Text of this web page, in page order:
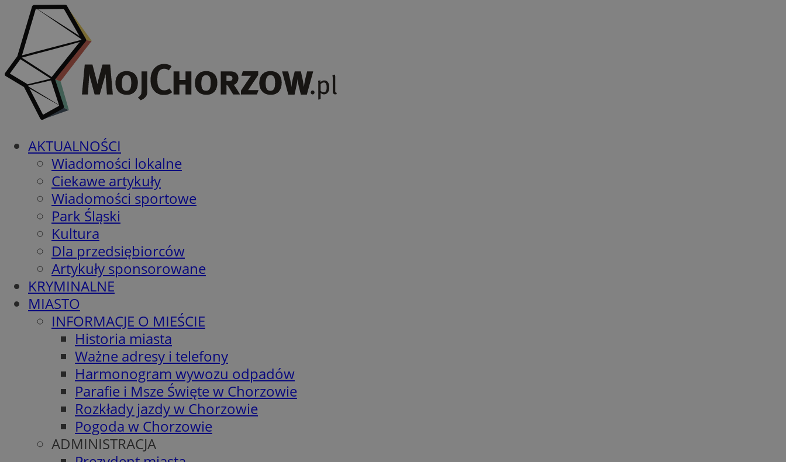
AKTUALNOŚCI
Wiadomości lokalne
Ciekawe artykuły
Wiadomości sportowe
Park Śląski
Kultura
Dla przedsiębiorców
Artykuły sponsorowane
KRYMINALNE
MIASTO
INFORMACJE O MIEŚCIE
Historia miasta
Ważne adresy i telefony
Harmonogram wywozu odpadów
Parafie i Msze Święte w Chorzowie
Rozkłady jazdy w Chorzowie
Pogoda w Chorzowie
ADMINISTRACJA